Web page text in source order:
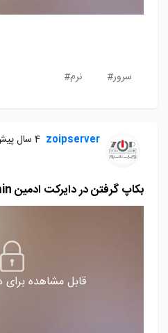
سرور# نرم#
zoipserver 4 سال پیش
بکاپ گرفتن در دایرکت ادمین Direct Admin
قابل مشاهده برای